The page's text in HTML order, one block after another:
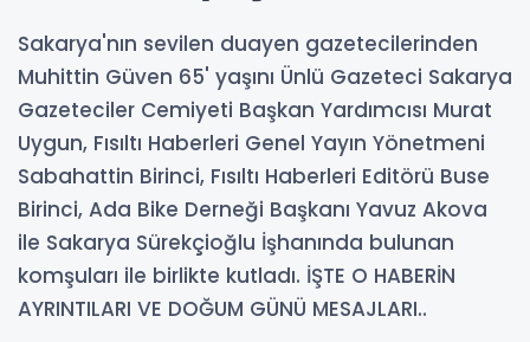
Sakarya'nın sevilen duayen gazetecilerinden
Muhittin Güven 65' yaşını Ünlü Gazeteci Sakarya
Gazeteciler Cemiyeti Başkan Yardımcısı Murat
Uygun, Fısıltı Haberleri Genel Yayın Yönetmeni
Sabahattin Birinci, Fısıltı Haberleri Editörü Buse
Birinci, Ada Bike Derneği Başkanı Yavuz Akova
ile Sakarya Sürekçioğlu İşhanında bulunan
komşuları ile birlikte kutladı. İŞTE O HABERİN
AYRINTILARI VE DOĞUM GÜNÜ MESAJLARI..